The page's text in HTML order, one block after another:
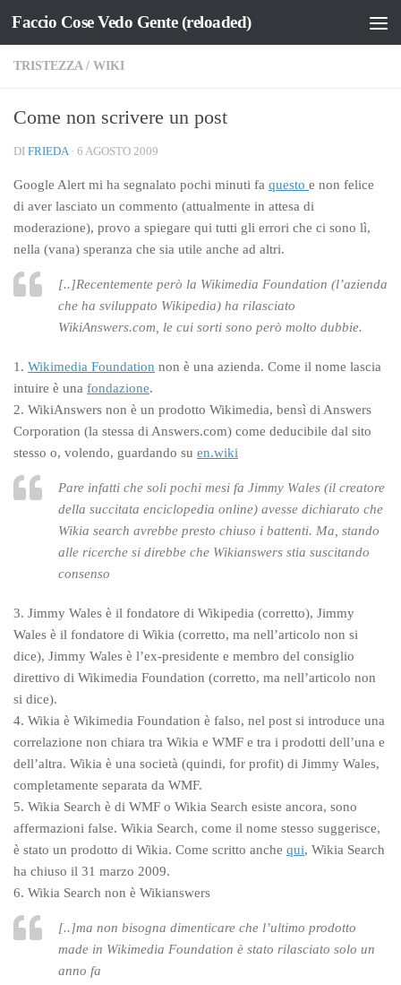
Salta al contenuto
Faccio Cose Vedo Gente (reloaded)
TRISTEZZA / WIKI
Come non scrivere un post
DI FRIEDA · 6 AGOSTO 2009
Google Alert mi ha segnalato pochi minuti fa questo e non felice
di aver lasciato un commento (attualmente in attesa di
moderazione), provo a spiegare qui tutti gli errori che ci sono lì,
nella (vana) speranza che sia utile anche ad altri.
[..]Recentemente però la Wikimedia Foundation (l’azienda
che ha sviluppato Wikipedia) ha rilasciato
WikiAnswers.com, le cui sorti sono però molto dubbie.
1. Wikimedia Foundation non è una azienda. Come il nome lascia
intuire è una fondazione.
2. WikiAnswers non è un prodotto Wikimedia, bensì di Answers
Corporation (la stessa di Answers.com) come deducibile dal sito
stesso o, volendo, guardando su en.wiki
Pare infatti che soli pochi mesi fa Jimmy Wales (il creatore
della succitata enciclopedia online) avesse dichiarato che
Wikia search avrebbe presto chiuso i battenti. Ma, stando
alle ricerche si direbbe che Wikianswers stia suscitando
consenso
3. Jimmy Wales è il fondatore di Wikipedia (corretto), Jimmy
Wales è il fondatore di Wikia (corretto, ma nell’articolo non si
dice), Jimmy Wales è l’ex-presidente e membro del consiglio
direttivo di Wikimedia Foundation (corretto, ma nell’articolo non
si dice).
4. Wikia è Wikimedia Foundation è falso, nel post si introduce una
correlazione non chiara tra Wikia e WMF e tra i prodotti dell’una e
dell’altra. Wikia è una società (quindi, for profit) di Jimmy Wales,
completamente separata da WMF.
5. Wikia Search è di WMF o Wikia Search esiste ancora, sono
affermazioni false. Wikia Search, come il nome stesso suggerisce,
è stato un prodotto di Wikia. Come scritto anche qui, Wikia Search
ha chiuso il 31 marzo 2009.
6. Wikia Search non è Wikianswers
[..]ma non bisogna dimenticare che l’ultimo prodotto
made in Wikimedia Foundation è stato rilasciato solo un
anno fa